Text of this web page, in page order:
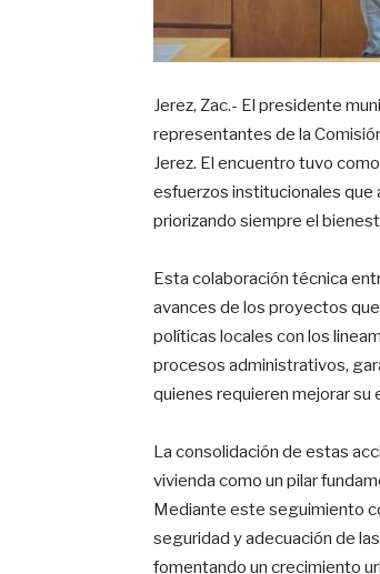
Jerez, Zac.- El presidente
representantes de la
Jerez. El encuentro tuvo
esfuerzos institucionales que
priorizando siempre el
Esta colaboración técnica
avances de los proyectos
políticas locales con los
procesos administrativos,
quienes requieren mejorar su
La consolidación de estas
vivienda como un pilar
Mediante este seguimiento
seguridad y adecuación de
fomentando un crecimiento